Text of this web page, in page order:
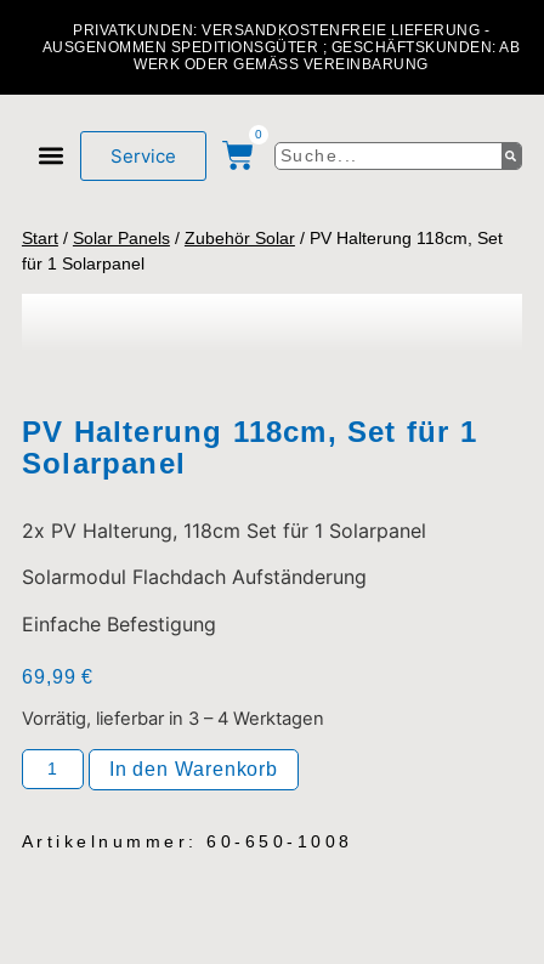
PRIVATKUNDEN: VERSANDKOSTENFREIE LIEFERUNG -
AUSGENOMMEN SPEDITIONSGÜTER ; GESCHÄFTSKUNDEN: AB
WERK ODER GEMÄSS VEREINBARUNG
Service
0
Start/ Solar Panels/ Zubehör Solar/ PV Halterung 118cm, Set
für 1 Solarpanel
PV Halterung 118cm, Set für 1
Solarpanel
2x PV Halterung, 118cm Set für 1 Solarpanel
Solarmodul Flachdach Aufständerung
Einfache Befestigung
69,99€
Vorrätig, lieferbar in 3 – 4 Werktagen
In den Warenkorb
Artikelnummer: 60-650-1008